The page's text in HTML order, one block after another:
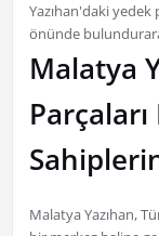
Yazıhan'daki yedek
önünde
Malatya
Malatya Yazıhan,